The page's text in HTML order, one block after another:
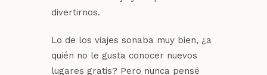
divertirnos.
Lo de los viajes sonaba muy bien, ¿a
quién no le gusta conocer nuevos
lugares gratis? Pero nunca pensé